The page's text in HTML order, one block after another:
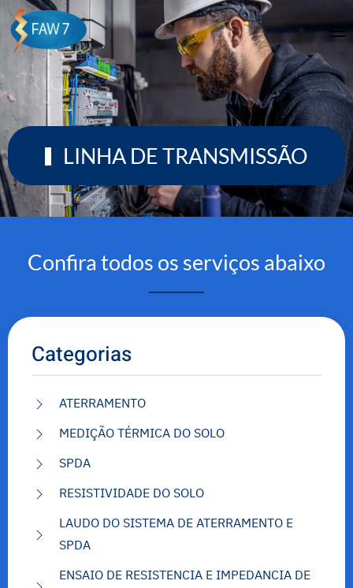
Skip to main content
LINHA DE TRANSMISSÃO
Confira todos os serviços abaixo
Categorias
ATERRAMENTO
MEDIÇÃO TÉRMICA DO SOLO
SPDA
RESISTIVIDADE DO SOLO
LAUDO DO SISTEMA DE ATERRAMENTO E
SPDA
ENSAIO DE RESISTENCIA E IMPEDANCIA DE